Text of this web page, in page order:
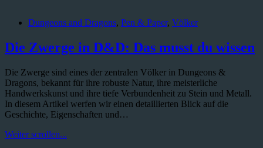
Dungeons and Dragons, Pen & Paper, Völker
Die Zwerge in D&D: Das musst du wissen
Die Zwerge sind eines der zentralen Völker in Dungeons &
Dragons, bekannt für ihre robuste Natur, ihre meisterliche
Handwerkskunst und ihre tiefe Verbundenheit zu Stein und Metall.
In diesem Artikel werfen wir einen detaillierten Blick auf die
Geschichte, Eigenschaften und…
Weiter scrollen...